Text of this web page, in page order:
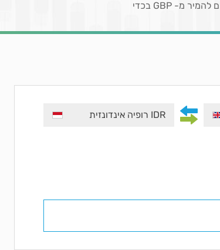
השאירו 1 בשדה המציין את הכמות לקבלת שער או הזינו כמות מטבעות שברצונכם להמיר מ- GBP בכדי
IDR רופיה אינדונזית